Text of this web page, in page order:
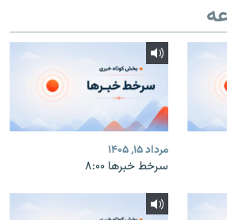
مرداد ۱۵, ۱۴۰۵
سرخط خبرها ۸:۰۰